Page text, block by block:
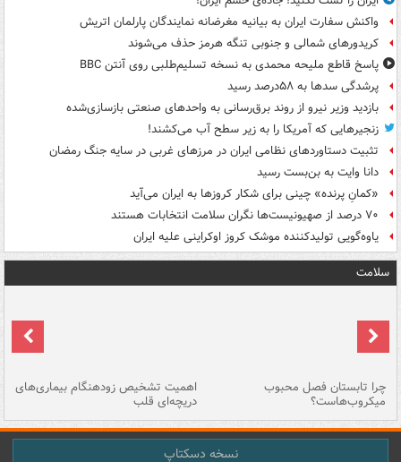
واکنش سفارت ایران به بیانیه مغرضانه نمایندگان پارلمان اتریش
کریدورهای شمالی و جنوبی تنگه هرمز حذف می‌شوند
پاسخ قاطع ملیحه محمدی به نسخه تسلیم‌طلبی روی آنتن BBC
پرشدگی سدها به ۵۸درصد رسید
بازدید وزیر نیرو از روند برق‌رسانی به واحدهای صنعتی بازسازی‌شده
زنجیرهایی که آمریکا را به زیر سطح آب می‌کشند!
تثبیت دستاوردهای نظامی ایران در مرزهای غربی در سایه جنگ رمضان
دانا وایت به بن‌بست رسید
«کمانِ پرنده» چینی برای شکار کروزها به ایران می‌آید
۷۰ درصد از صهیونیست‌ها نگران سلامت انتخابات هستند
یاوه‌گویی تولیدکننده موشک کروز اوکراینی علیه ایران
سلامت
چرا تابستان فصل محبوب
میکروب‌هاست؟
اهمیت تشخیص زودهنگام بیماری‌های
دریچه‌ای قلب
نسخه دسکتاپ